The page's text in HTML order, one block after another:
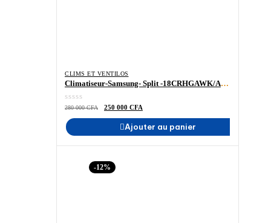
CLIMS ET VENTILOS
Climatiseur-Samsung- Split -18CRHGAWK/AF- 18000BTU 2.5 CV R410 – prix au Sénégal- Madina-Electroménager-ELECTROMENAGER-MADINA
280 000CFA
Le
initial
250 000 CFA
actuel
est :
Ajouter au panier
-12%